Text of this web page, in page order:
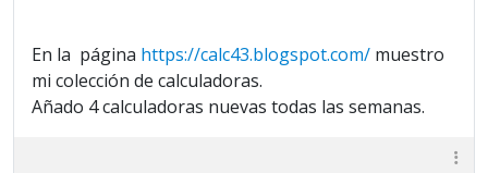
En la página https://calc43.blogspot.com/ muestro
mi colección de calculadoras.
Añado 4 calculadoras nuevas todas las semanas.